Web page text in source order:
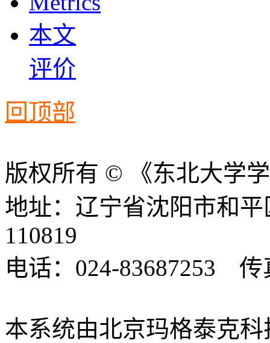
本文
评价
回顶部
版权所有 © 《东北大学
地址：辽宁省沈阳市和
110819
电话：024-83687253
本系统由北京玛格泰克